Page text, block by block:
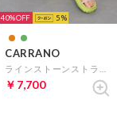
40% 5
CARRANO
￥7,700